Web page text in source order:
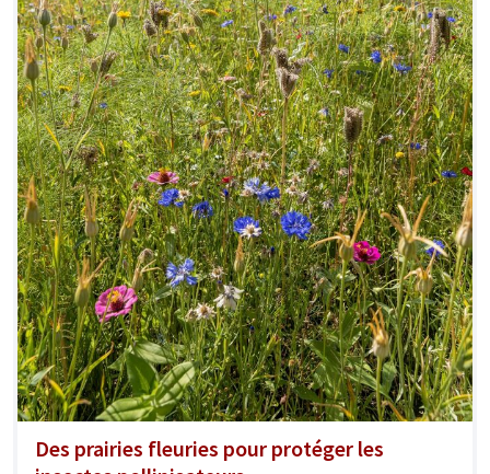
Des prairies fleuries pour protéger les